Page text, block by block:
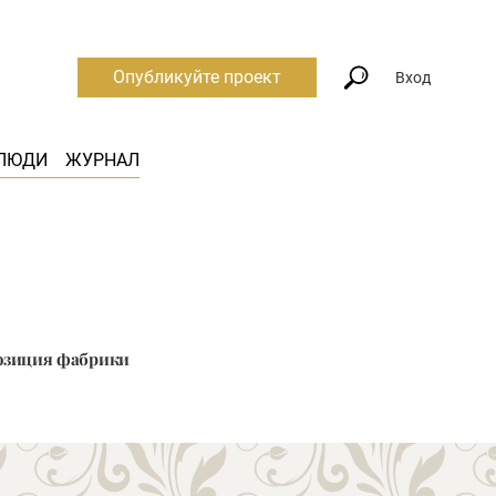
ЖУРНАЛ
Опубликуйте проект Вход
фабрики